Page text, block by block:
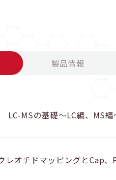
製品情報
MSの基礎～LC編、MS編
レオチドマッピングとCap